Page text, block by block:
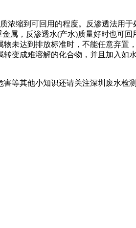
缩到可回用的程度。反渗透法用于
属，反渗透水(产水)质量好时也可
未达到排放标准时，不能任意弃置
变成难溶解的化合物，并且加入如
等其他小知识还请关注深圳废水检